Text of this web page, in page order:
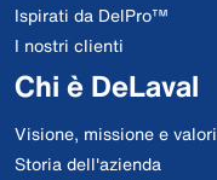
Ispirati da DelPro™
I nostri clienti
Chi è DeLaval
Visione, missione e valori
Storia dell'azienda